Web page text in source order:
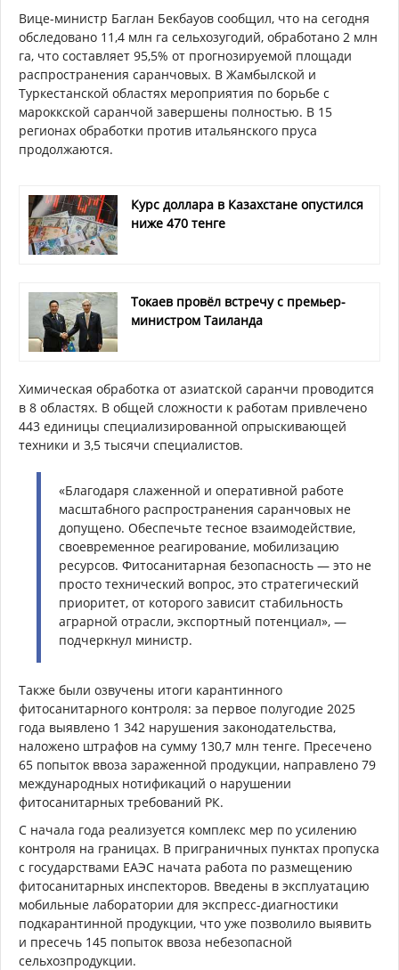
Вице-министр Баглан Бекбауов сообщил, что на сегодня
обследовано 11,4 млн га сельхозугодий, обработано 2 млн
га, что составляет 95,5% от прогнозируемой площади
распространения саранчовых. В Жамбылской и
Туркестанской областях мероприятия по борьбе с
мароккской саранчой завершены полностью. В 15
регионах обработки против итальянского пруса
продолжаются.
Курс доллара в Казахстане опустился
ниже 470 тенге
Токаев провёл встречу с премьер-
министром Таиланда
Химическая обработка от азиатской саранчи проводится
в 8 областях. В общей сложности к работам привлечено
443 единицы специализированной опрыскивающей
техники и 3,5 тысячи специалистов.
«Благодаря слаженной и оперативной работе
масштабного распространения саранчовых не
допущено. Обеспечьте тесное взаимодействие,
своевременное реагирование, мобилизацию
ресурсов. Фитосанитарная безопасность — это не
просто технический вопрос, это стратегический
приоритет, от которого зависит стабильность
аграрной отрасли, экспортный потенциал», —
подчеркнул министр.
Также были озвучены итоги карантинного
фитосанитарного контроля: за первое полугодие 2025
года выявлено 1 342 нарушения законодательства,
наложено штрафов на сумму 130,7 млн тенге. Пресечено
65 попыток ввоза зараженной продукции, направлено 79
международных нотификаций о нарушении
фитосанитарных требований РК.
С начала года реализуется комплекс мер по усилению
контроля на границах. В приграничных пунктах пропуска
с государствами ЕАЭС начата работа по размещению
фитосанитарных инспекторов. Введены в эксплуатацию
мобильные лаборатории для экспресс-диагностики
подкарантинной продукции, что уже позволило выявить
и пресечь 145 попыток ввоза небезопасной
сельхозпродукции.